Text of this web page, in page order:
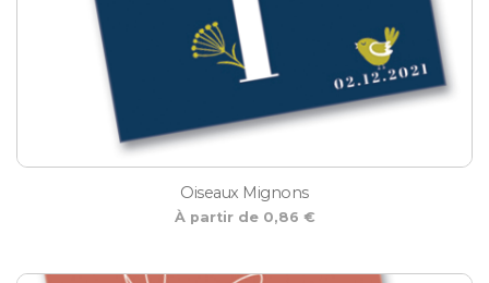
Oiseaux Mignons
À partir de 0,86 €